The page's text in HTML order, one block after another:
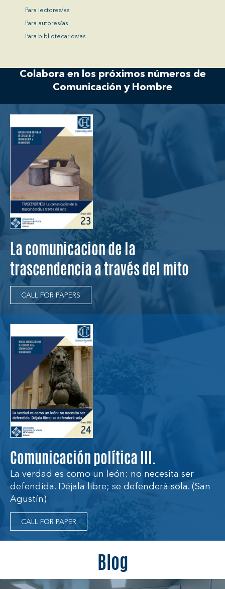
Para lectores/as
Para autores/as
Para bibliotecarios/as
Colabora en los próximos números de
Comunicación y Hombre
La comunicacion de la
trascendencia a través del mito
CALL FOR PAPERS
Comunicación política III.
La verdad es como un león: no necesita ser
defendida. Déjala libre; se defenderá sola. (San
Agustín)
CALL FOR PAPER
Blog